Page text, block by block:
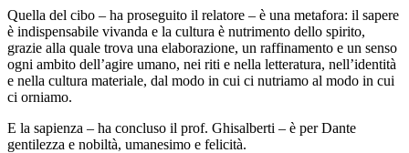
Quella del cibo – ha proseguito il relatore – è una metafora: il sapere
è indispensabile vivanda e la cultura è nutrimento dello spirito,
grazie alla quale trova una elaborazione, un raffinamento e un senso
ogni ambito dell’agire umano, nei riti e nella letteratura, nell’identità
e nella cultura materiale, dal modo in cui ci nutriamo al modo in cui
ci orniamo.
E la sapienza – ha concluso il prof. Ghisalberti – è per Dante
gentilezza e nobiltà, umanesimo e felicità.